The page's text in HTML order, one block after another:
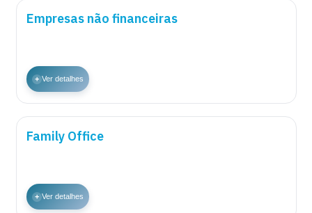
Empresas não financeiras
+ Ver detalhes
Family Office
+ Ver detalhes